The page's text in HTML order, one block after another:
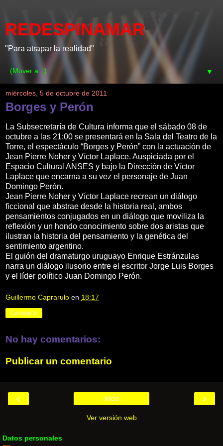
REDESPINAMAR
"Para atrapar la realidad"
▼
miércoles, 5 de octubre de 2011
Borges y Perón
La Subsecretaría de Cultura informa que el sábado 08 de
octubre a las 21:00 se presentará en la Sala del Teatro de la
Torre, el espectáculo “Borges y Perón” con la actuación de
Jean Pierre Noher y Víctor Laplace. Auspiciada por el
Espacio Cultural ANSES y bajo la Dirección de Víctor
Laplace que encarna a su vez el personaje de Juan
Domingo Perón.
Jean Pierre Noher y Víctor Laplace recrean un diálogo
ficcional que abstrae desde la historia real, ambos
pensamientos conjugados en un diálogo que moviliza la
reflexión y un hondo conocimiento sobre dos aristas que
ilustran la historia del pensamiento y la genética del
sentimiento argentino.
El guión del dramaturgo uruguayo Enrique Estránzulas
narra un diálogo ilusorio entre el escritor Jorge Luis Borges
y el líder político Juan Domingo Perón.
Guillermo Caprarulo en 18:17
Compartir
No hay comentarios:
Publicar un comentario
‹ ›
Inicio
Ver versión web
Datos personales